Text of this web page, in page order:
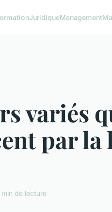
JuridiqueManagement
variés
par la
de lecture